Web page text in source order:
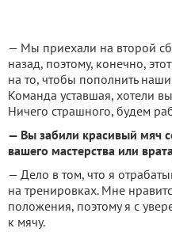
— Мы приехали на второй
назад, поэтому, конечно,
на то, чтобы пополнить
Команда уставшая, хотели
Ничего страшного, будем
— Вы забили красивый мяч
вашего мастерства или
— Дело в том, что я
на тренировках. Мне
положения, поэтому я с
к мячу.